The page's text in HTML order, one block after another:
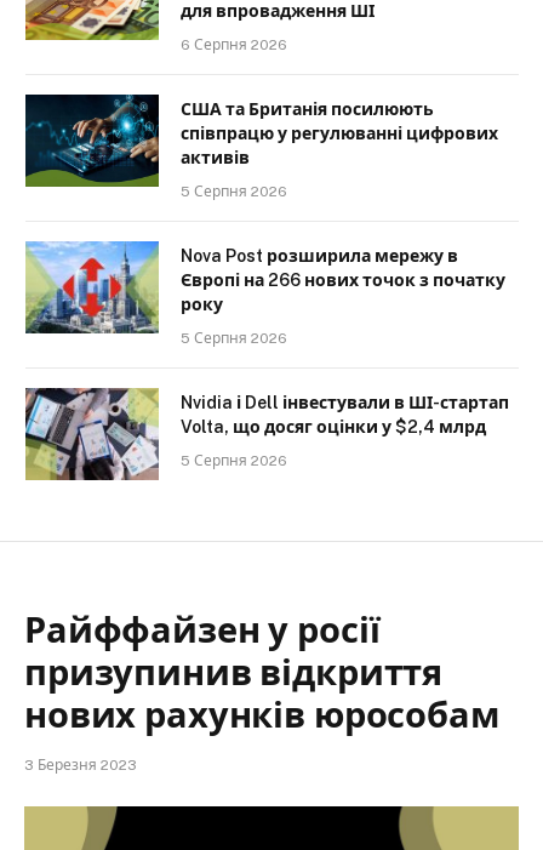
для впровадження ШІ
6 Серпня 2026
США та Британія посилюють
співпрацю у регулюванні цифрових
активів
5 Серпня 2026
Nova Post розширила мережу в
Європі на 266 нових точок з початку
року
5 Серпня 2026
Nvidia і Dell інвестували в ШІ-стартап
Volta, що досяг оцінки у $2,4 млрд
5 Серпня 2026
Райффайзен у росії
призупинив відкриття
нових рахунків юрособам
3 Березня 2023